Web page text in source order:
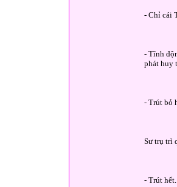
- Chỉ cái
- Tĩnh
phát huy
- Trút bỏ
Sư trụ trì
- Trút